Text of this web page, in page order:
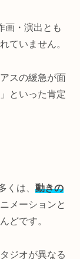
画・演出とも
ていません。
スの緩急が面
といった肯定
くは、 動きの
メーションと
どです。
ジオが異なる